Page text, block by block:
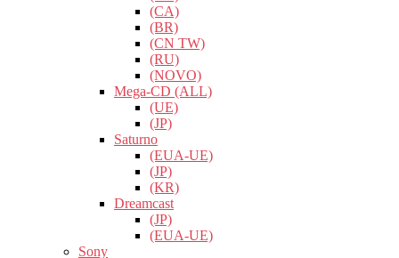
(CA)
(BR)
(CN TW)
(RU)
(NOVO)
Mega-CD (ALL)
(UE)
(JP)
Saturno
(EUA-UE)
(JP)
(KR)
Dreamcast
(JP)
(EUA-UE)
Sony